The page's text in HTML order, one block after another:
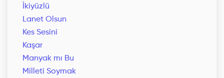
İkiyüzlü
Lanet Olsun
Kes Sesini
Kaşar
Manyak mı Bu
Milleti Soymak